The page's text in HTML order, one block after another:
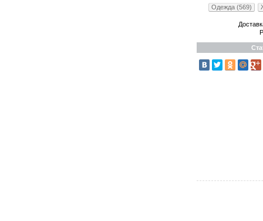
Одежда (569)